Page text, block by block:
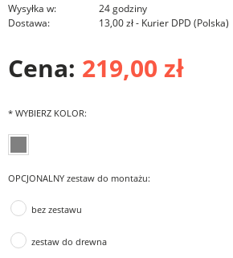
Wysyłka w:
24 godziny
Dostawa:
13,00 zł- Kurier DPD (Polska)
Cena nie zawiera ewentualnych kosztów
Cena: 219,00 zł
* WYBIERZ KOLOR:
OPCJONALNY zestaw do montażu:
bez zestawu
zestaw do drewna